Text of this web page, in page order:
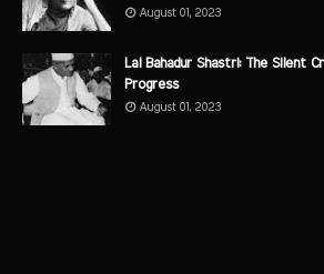
August 01, 2023
Lal Bahadur Shastri: The Silent
Progress
August 01, 2023